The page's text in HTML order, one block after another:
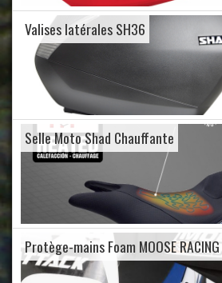
Valises latérales SH36
Selle Moto Shad Chauffante
Protège-mains Foam MOOSE RACING